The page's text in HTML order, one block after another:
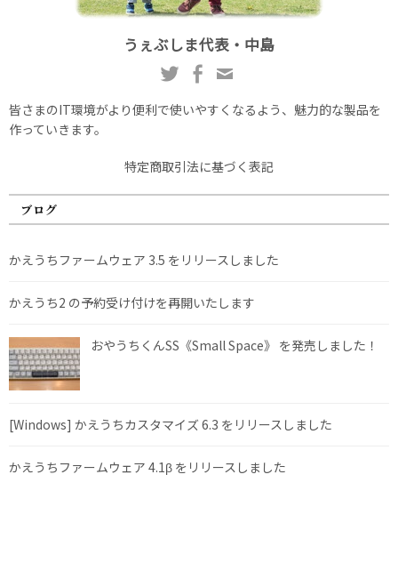
うぇぶしま代表・中島
皆さまのIT環境がより便利で使いやすくなるよう、魅力的な製品を
作っていきます。
特定商取引法に基づく表記
ブログ
かえうちファームウェア 3.5 をリリースしました
かえうち2 の予約受け付けを再開いたします
おやうちくんSS《Small Space》 を発売しました！
[Windows] かえうちカスタマイズ 6.3 をリリースしました
かえうちファームウェア 4.1β をリリースしました